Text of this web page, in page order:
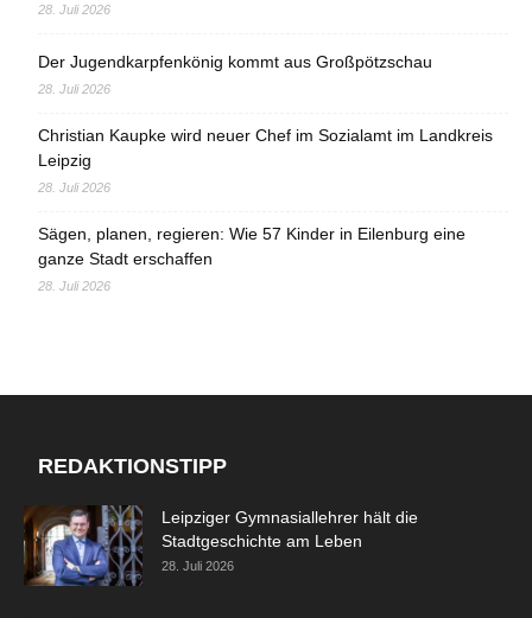
28. Juli 2026
Der Jugendkarpfenkönig kommt aus Großpötzschau
28. Juli 2026
Christian Kaupke wird neuer Chef im Sozialamt im Landkreis
Leipzig
28. Juli 2026
Sägen, planen, regieren: Wie 57 Kinder in Eilenburg eine
ganze Stadt erschaffen
28. Juli 2026
REDAKTIONSTIPP
Leipziger Gymnasiallehrer hält die
Stadtgeschichte am Leben
28. Juli 2026